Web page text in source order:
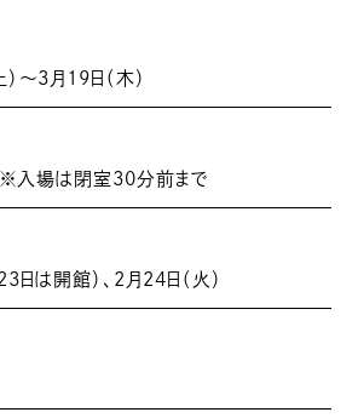
～3月19日（木）
入場は閉室30分前まで
日は開館）、2月24日（火）